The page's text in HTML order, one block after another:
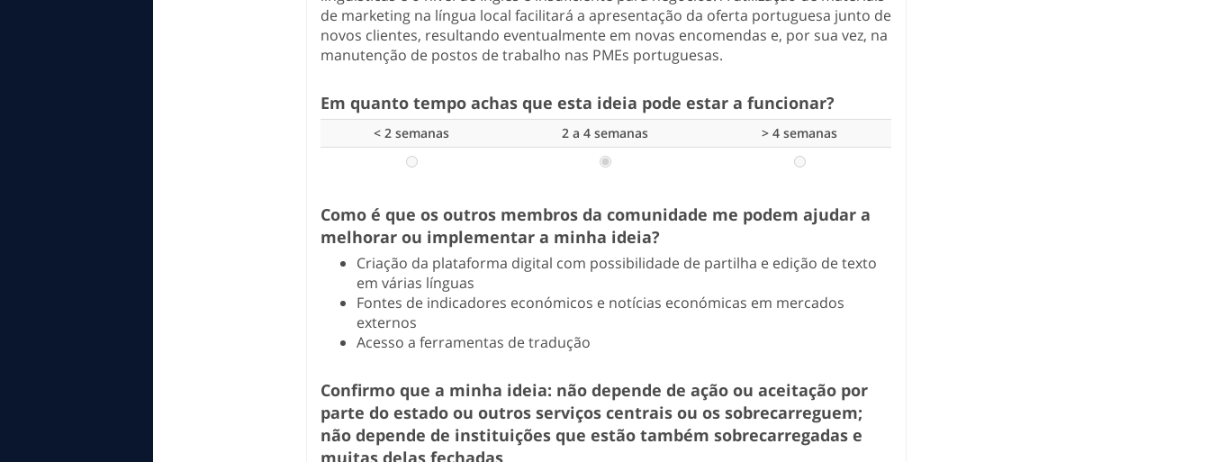
de marketing na língua local facilitará a apresentação da oferta portuguesa junto de
novos clientes, resultando eventualmente em novas encomendas e, por sua vez, na
manutenção de postos de trabalho nas PMEs portuguesas.
Em quanto tempo achas que esta ideia pode estar a funcionar?
< 2 semanas 2 a 4 semanas > 4 semanas
Como é que os outros membros da comunidade me podem ajudar a
melhorar ou implementar a minha ideia?
Criação da plataforma digital com possibilidade de partilha e edição de texto
em várias línguas
Fontes de indicadores económicos e notícias económicas em mercados
externos
Acesso a ferramentas de tradução
Confirmo que a minha ideia: não depende de ação ou aceitação por
parte do estado ou outros serviços centrais ou os sobrecarreguem;
não depende de instituições que estão também sobrecarregadas e
muitas delas fechadas